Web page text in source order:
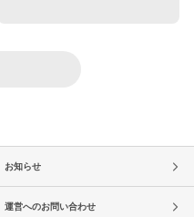
お知らせ
運営へのお問い合わせ